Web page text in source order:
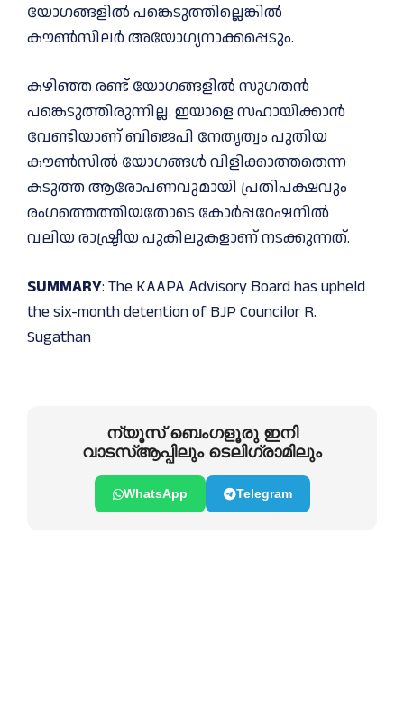
യോഗങ്ങളില്‍ പങ്കെടുത്തില്ലെങ്കില്‍
കൗണ്‍സിലർ അയോഗ്യനാക്കപ്പെടും.
കഴിഞ്ഞ രണ്ട് യോഗങ്ങളില്‍ സുഗതൻ
പങ്കെടുത്തിരുന്നില്ല. ഇയാളെ സഹായിക്കാൻ
വേണ്ടിയാണ് ബിജെപി നേതൃത്വം പുതിയ
കൗണ്‍സില്‍ യോഗങ്ങള്‍ വിളിക്കാത്തതെന്ന
കടുത്ത ആരോപണവുമായി പ്രതിപക്ഷവും
രംഗത്തെത്തിയതോടെ കോർപ്പറേഷനില്‍
വലിയ രാഷ്ട്രീയ പുകിലുകളാണ് നടക്കുന്നത്.
SUMMARY: The KAAPA Advisory Board has upheld
the six-month detention of BJP Councilor R.
Sugathan
ന്യൂസ് ബെംഗളൂരു ഇനി
വാടസ്ആപ്പിലും ടെലിഗ്രാമിലും
WhatsApp Telegram